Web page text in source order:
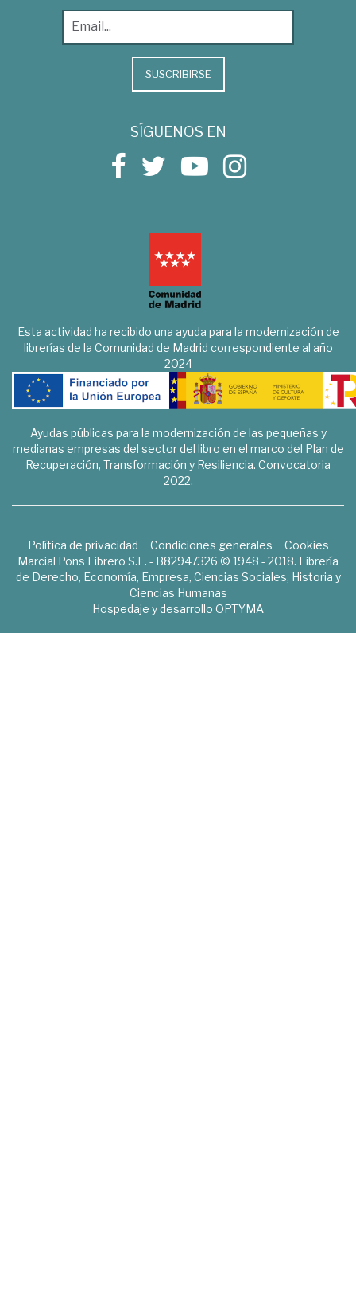
SUSCRIBIRSE
SÍGUENOS EN
Esta actividad ha recibido una ayuda para la modernización de
librerías de la Comunidad de Madrid correspondiente al año
2024
Ayudas públicas para la modernización de las pequeñas y
medianas empresas del sector del libro en el marco del Plan de
Recuperación, Transformación y Resiliencia. Convocatoria
2022.
Política de privacidad Condiciones generales
Cookies
Marcial Pons Librero S.L. - B82947326 © 1948 - 2018. Librería
de Derecho, Economía, Empresa, Ciencias Sociales, Historia y
Ciencias Humanas
Hospedaje y desarrollo OPTYMA